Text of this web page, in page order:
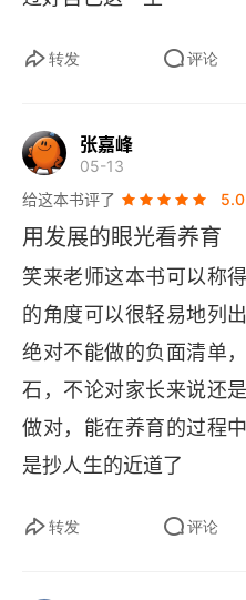
转发 评论
张嘉峰
05-13
给这本书评了
5.0
用发展的眼光看养育
笑来老师这本书可以称
的角度可以很轻易地列
绝对不能做的负面清单
石，不论对家长来说还
做对，能在养育的过程
是抄人生的近道了
转发 评论